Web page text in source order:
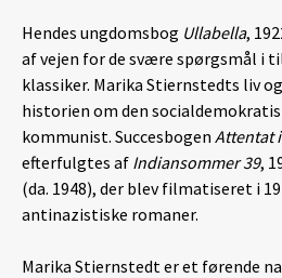
Hendes ungdomsbog Ullabella,
af vejen for de svære spørgsmål i
klassiker. Marika Stiernstedts liv
historien om den
kommunist. Succesbogen Attentat
efterfulgtes af Indiansommer 39,
(da. 1948), der blev filmatiseret i
antinazistiske romaner.
Marika Stiernstedt er et førende